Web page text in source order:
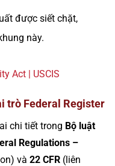
được siết chặt,
này.
Act | USCIS
trò Federal Register
chi tiết trong Bộ luật
Regulations –
và 22 CFR (liên